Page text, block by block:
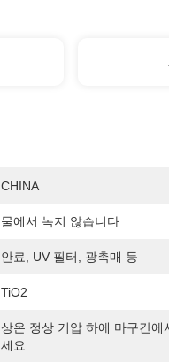
CHINA
물에서 녹지 않습니다
안료, UV 필터, 광촉매 등
TiO2
상온 정상 기압 하에 마구간에
세요